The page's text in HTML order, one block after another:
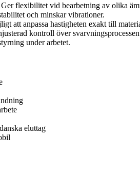
Ger flexibilitet vid bearbetning av olika
och minskar vibrationer.
att anpassa hastigheten exakt till
kontroll över
under arbetet.
eluttag